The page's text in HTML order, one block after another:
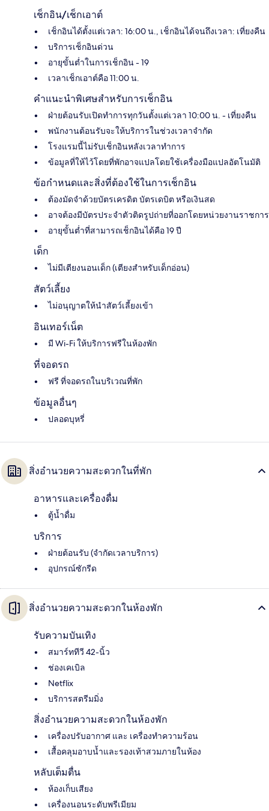
เช็กอิน/เช็กเอาต์
เช็กอินได้ตั้งแต่เวลา: 16:00 น., เช็กอินได้จนถึงเวลา: เที่ยงคืน
บริการเช็กอินด่วน
อายุขั้นต่ำในการเช็กอิน - 19
เวลาเช็กเอาต์คือ 11:00 น.
คำแนะนำพิเศษสำหรับการเช็กอิน
ฝ่ายต้อนรับเปิดทำการทุกวันตั้งแต่เวลา 10:00 น. - เที่ยงคืน
พนักงานต้อนรับจะให้บริการในช่วงเวลาจำกัด
โรงแรมนี้ไม่รับเช็กอินหลังเวลาทำการ
ข้อมูลที่ให้ไว้โดยที่พักอาจแปลโดยใช้เครื่องมือแปลอัตโนมัติ
ข้อกำหนดและสิ่งที่ต้องใช้ในการเช็กอิน
ต้องมัดจำด้วยบัตรเครดิต บัตรเดบิต หรือเงินสด
อาจต้องมีบัตรประจำตัวติดรูปถ่ายที่ออกโดยหน่วยงานราชการ
อายุขั้นต่ำที่สามารถเช็กอินได้คือ 19 ปี
เด็ก
ไม่มีเตียงนอนเด็ก (เตียงสำหรับเด็กอ่อน)
สัตว์เลี้ยง
ไม่อนุญาตให้นำสัตว์เลี้ยงเข้า
อินเทอร์เน็ต
มี Wi-Fi ให้บริการฟรีในห้องพัก
ที่จอดรถ
ฟรี ที่จอดรถในบริเวณที่พัก
ข้อมูลอื่นๆ
ปลอดบุหรี่
สิ่งอำนวยความสะดวกในที่พัก
อาหารและเครื่องดื่ม
ตู้น้ำดื่ม
บริการ
ฝ่ายต้อนรับ (จำกัดเวลาบริการ)
อุปกรณ์ซักรีด
สิ่งอำนวยความสะดวกในห้องพัก
รับความบันเทิง
สมาร์ททีวี 42-นิ้ว
ช่องเคเบิล
Netflix
บริการสตรีมมิ่ง
สิ่งอำนวยความสะดวกในห้องพัก
เครื่องปรับอากาศ และ เครื่องทำความร้อน
เสื้อคลุมอาบน้ำและรองเท้าสวมภายในห้อง
หลับเต็มตื่น
ห้องเก็บเสียง
เครื่องนอนระดับพรีเมียม